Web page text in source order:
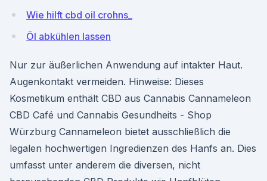
Wie hilft cbd oil crohns_
Öl abkühlen lassen
Nur zur äußerlichen Anwendung auf intakter Haut.
Augenkontakt vermeiden. Hinweise: Dieses
Kosmetikum enthält CBD aus Cannabis Cannameleon
CBD Café und Cannabis Gesundheits - Shop
Würzburg Cannameleon bietet ausschließlich die
legalen hochwertigen Ingredienzen des Hanfs an. Dies
umfasst unter anderem die diversen, nicht